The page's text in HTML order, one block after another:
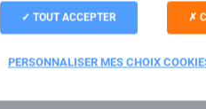
et intégration de nouvelles
TOUT ACCEPTER
PERSONNALISER MES CHOIX